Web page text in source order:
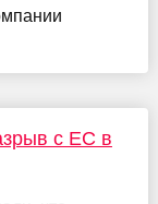
с ЕС в